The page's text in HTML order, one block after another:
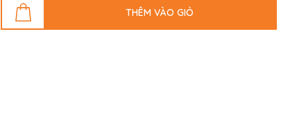
THÊM VÀO GIỎ